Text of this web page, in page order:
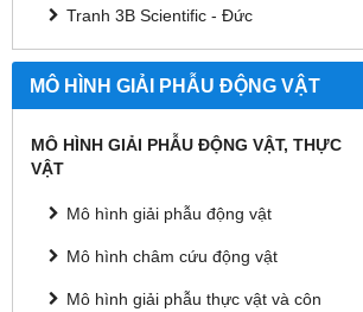
Tranh 3B Scientific - Đức
MÔ HÌNH GIẢI PHẪU ĐỘNG VẬT
MÔ HÌNH GIẢI PHẪU ĐỘNG VẬT, THỰC
VẬT
Mô hình giải phẫu động vật
Mô hình châm cứu động vật
Mô hình giải phẫu thực vật và côn